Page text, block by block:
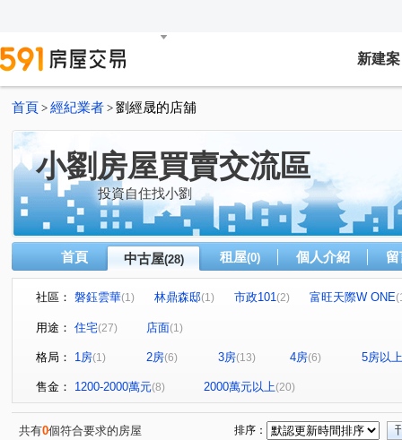
新建案
首頁 > 經紀業者 > 劉經晟的店舖
小劉房屋買賣交流區
投資自住找小劉
首頁 中古屋(28) 租屋(0) 個人介紹
社區： 磐鈺雲華(1) 林鼎森邸(1) 市政101(2) 富旺天際W ONE
惠宇千曦/惠宇捷運二期
華太可以居五期(1) 鵬程NEW1(1) 佳泰大方 青玉岸
文華匯(1) 表參道 市政巴黎(1) 旅順路二段
登陽青籟(1) 公益路二段(1) 福科二路(1) 河南路三段(2)
敦富二街(1) 中美街(1) 西屯路一段(1)
用途： 住宅(27) 店面(1)
格局： 1房(1) 2房(6) 3房(13) 4房(6) 5房以上
售金： 1200-2000萬元(8) 2000萬元以上(20)
共有0個符合要求的房屋 排序：